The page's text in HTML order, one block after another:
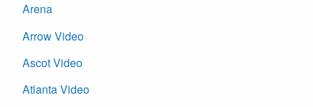
Arena
Arrow Video
Ascot Video
Atlanta Video